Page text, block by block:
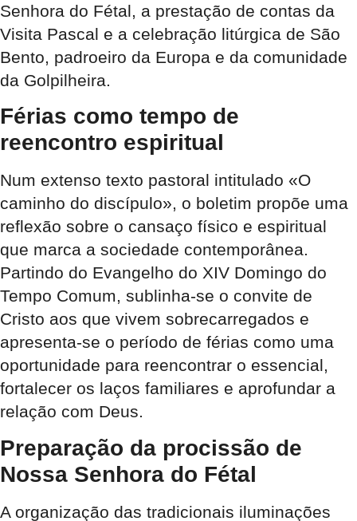
Senhora do Fétal, a prestação de contas da
Visita Pascal e a celebração litúrgica de São
Bento, padroeiro da Europa e da comunidade
da Golpilheira.
Férias como tempo de
reencontro espiritual
Num extenso texto pastoral intitulado «O
caminho do discípulo», o boletim propõe uma
reflexão sobre o cansaço físico e espiritual
que marca a sociedade contemporânea.
Partindo do Evangelho do XIV Domingo do
Tempo Comum, sublinha-se o convite de
Cristo aos que vivem sobrecarregados e
apresenta-se o período de férias como uma
oportunidade para reencontrar o essencial,
fortalecer os laços familiares e aprofundar a
relação com Deus.
Preparação da procissão de
Nossa Senhora do Fétal
A organização das tradicionais iluminações